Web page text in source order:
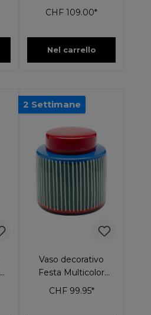
26cm
CHF 109.00*
Nel carrello
2 Settimane
Vaso decorativo
Festa Multicolor
Ø15cm
CHF 99.95*